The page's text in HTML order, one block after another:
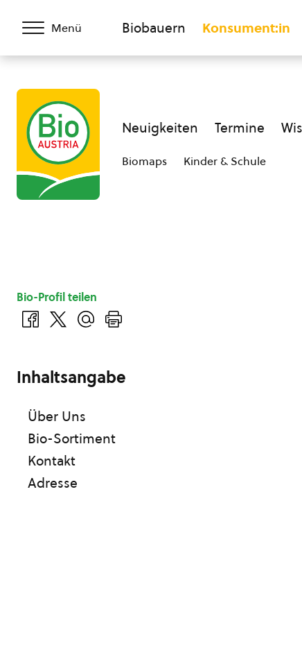
Menü Biobauern Konsument:in
Neuigkeiten Termine
Biomaps Kinder & Schule
Bio-Profil teilen
Inhaltsangabe
Über Uns
Bio-Sortiment
Kontakt
Adresse